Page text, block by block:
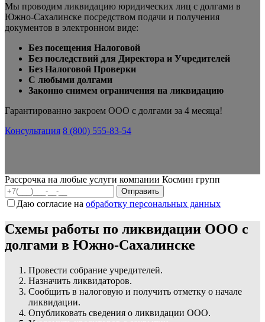
Мы проводим ликвидацию юридических лиц с долгами в
Южно-Сахалинске посредством подачи и получения
документов в электронном виде:
Без посещения Налоговой
Без последствий для Директора и Учредителей
Без Налоговой Проверки
С любыми долгами
Законно снимем ограничения на ликвидацию
Гарантированно закроем ООО с долгами за 4 месяца!
Консультация 8 (800) 555-83-54
Рассрочка на любые услуги компании Космин групп
Даю согласие на обработку персональных данных
Схемы работы по ликвидации ООО с
долгами в Южно-Сахалинске
Провести собрание учредителей.
Назначить ликвидаторов.
Сообщить в налоговую и получить отметку о начале
ликвидации.
Опубликовать сведения о ликвидации ООО.